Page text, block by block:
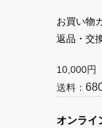
お買い物
返品・交
10,000円
送料：
オンライ